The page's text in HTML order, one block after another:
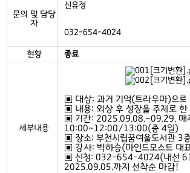
문의 및 담당
자
신유정
032-654-4024
현황 종료
세부내용
▣ 대상: 과거 기억(트라우마)으로
▣ 내용: 외상 후 성장을 주제로 한
▣ 기간: 2025.09.08.~09.29. 매
10:00~12:00/13:00(총 4일)
▣ 장소: 부천시립꿈여울도서관 3
▣ 강사: 박하승(마인드모스트 대
▣ 신청: 032-654-4024(내선
2025.09.05.까지 선착순 마감!